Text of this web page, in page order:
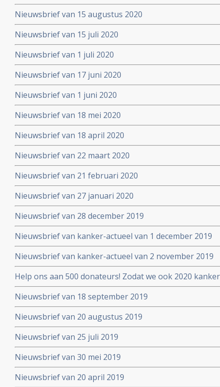
Nieuwsbrief van 15 augustus 2020
Nieuwsbrief van 15 juli 2020
Nieuwsbrief van 1 juli 2020
Nieuwsbrief van 17 juni 2020
Nieuwsbrief van 1 juni 2020
Nieuwsbrief van 18 mei 2020
Nieuwsbrief van 18 april 2020
Nieuwsbrief van 22 maart 2020
Nieuwsbrief van 21 februari 2020
Nieuwsbrief van 27 januari 2020
Nieuwsbrief van 28 december 2019
Nieuwsbrief van kanker-actueel van 1 december 2019
Nieuwsbrief van kanker-actueel van 2 november 2019
Help ons aan 500 donateurs! Zodat we ook 2020
voortzetten
Nieuwsbrief van 18 september 2019
Nieuwsbrief van 20 augustus 2019
Nieuwsbrief van 25 juli 2019
Nieuwsbrief van 30 mei 2019
Nieuwsbrief van 20 april 2019